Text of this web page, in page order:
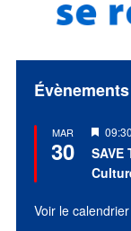
MAR
30
Mis
en
avant
09:30
SAVE
Voir le calendrier